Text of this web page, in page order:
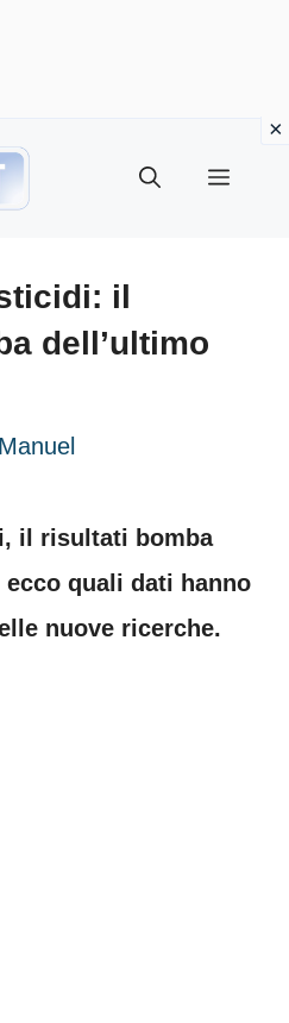
Menu
il
dell’ultimo
Manuel
il risultati bomba
quali dati hanno
nuove ricerche.